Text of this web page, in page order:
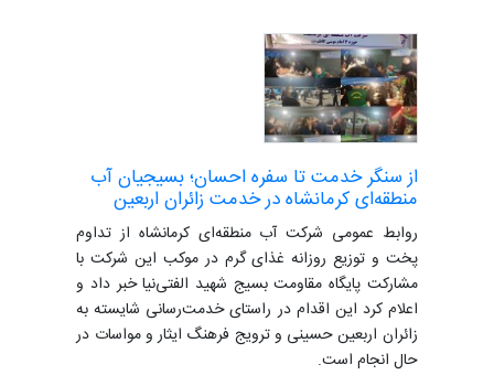
از سنگر خدمت تا سفره احسان؛ بسیجیان آب
منطقه‌ای کرمانشاه در خدمت زائران اربعین
روابط عمومی شرکت آب منطقه‌ای کرمانشاه از تداوم
پخت و توزیع روزانه غذای گرم در موکب این شرکت با
مشارکت پایگاه مقاومت بسیج شهید الفتی‌نیا خبر داد و
اعلام کرد این اقدام در راستای خدمت‌رسانی شایسته به
زائران اربعین حسینی و ترویج فرهنگ ایثار و مواسات در
حال انجام است.